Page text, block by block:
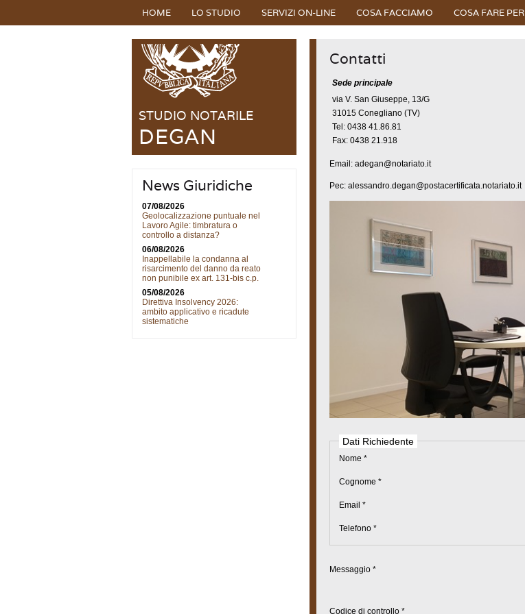
HOME LO STUDIO SERVIZI ON-LINE COSA FACCIAMO COSA FARE PER
STUDIO NOTARILE
DEGAN
Contatti
Sede principale
via V. San Giuseppe, 13/G
31015 Conegliano (TV)
Tel: 0438 41.86.81
Fax: 0438 21.918
Email: adegan@notariato.it
Pec: alessandro.degan@postacertificata.notariato.it
Dati Richiedente
Nome *
Cognome *
Email *
Telefono *
Messaggio *
Codice di controllo *
News Giuridiche
07/08/2026
Geolocalizzazione puntuale nel
Lavoro Agile: timbratura o
controllo a distanza?
06/08/2026
Inappellabile la condanna al
risarcimento del danno da reato
non punibile ex art. 131-bis c.p.
05/08/2026
Direttiva Insolvency 2026:
ambito applicativo e ricadute
sistematiche